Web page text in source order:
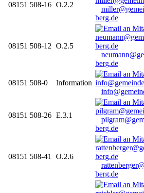
08151 508-16 O.2.2
berg.de
08151 508-12 O.2.5
berg.de
08151 508-0
Information
08151 508-26 E.3.1
berg.de
08151 508-41
O.2.6
berg.de